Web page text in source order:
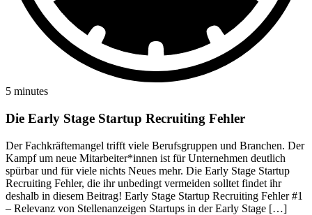
5 minutes
Die Early Stage Startup Recruiting Fehler
Der Fachkräftemangel trifft viele Berufsgruppen und Branchen. Der
Kampf um neue Mitarbeiter*innen ist für Unternehmen deutlich
spürbar und für viele nichts Neues mehr. Die Early Stage Startup
Recruiting Fehler, die ihr unbedingt vermeiden solltet findet ihr
deshalb in diesem Beitrag! Early Stage Startup Recruiting Fehler #1
– Relevanz von Stellenanzeigen Startups in der Early Stage […]